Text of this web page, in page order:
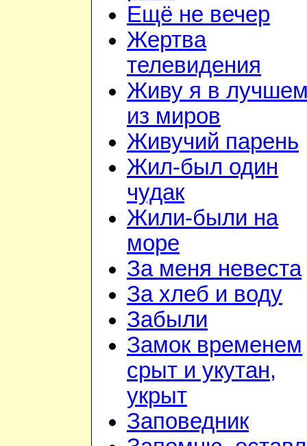
Ещё не вечер
Жертва
телевидения
Живу я в
из миров
Живучий парень
Жил-был один
чудак
Жили-были на
море
За меня невеста
За хлеб и воду
Забыли
Замок временем
срыт и укутан,
укрыт
Заповедник